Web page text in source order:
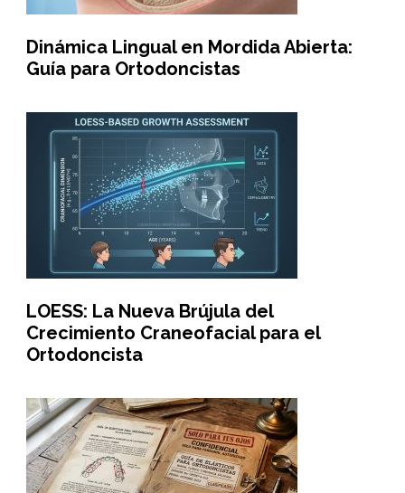
Dinámica Lingual en Mordida Abierta:
Guía para Ortodoncistas
LOESS: La Nueva Brújula del
Crecimiento Craneofacial para el
Ortodoncista